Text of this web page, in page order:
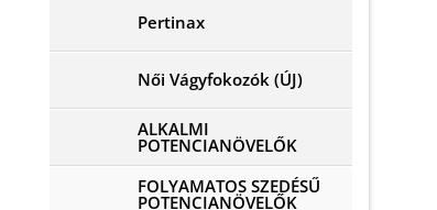
Pertinax
Női Vágyfokozók (ÚJ)
ALKALMI
POTENCIANÖVELŐK
FOLYAMATOS SZEDÉSŰ
POTENCIANÖVELŐK